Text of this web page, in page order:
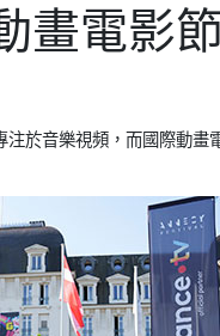
電影
於音樂視頻，而國際動